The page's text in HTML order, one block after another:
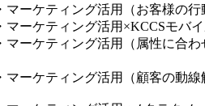
ーケティング活用（お客様の行
ーケティング活用×KCCSモバ
ーケティング活用（属性に合
ーケティング活用（顧客の動